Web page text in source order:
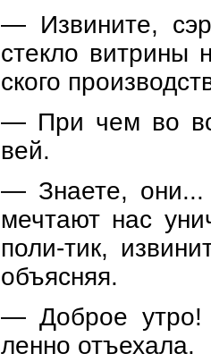
— Извините,
стекло витрины
ского
— При чем во
вей.
— Знаете, они...
мечтают нас
поли-тик,
объясняя.
— Доброе
ленно отъехала.